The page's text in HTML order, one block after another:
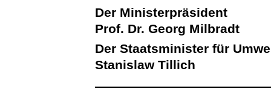
Der Ministerpräsident
Prof. Dr. Georg Milbradt
Der Staatsminister für
Stanislaw Tillich